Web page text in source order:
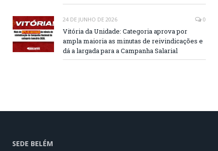
24 DE JUNHO DE 2026 0
Vitória da Unidade: Categoria aprova por
ampla maioria as minutas de reivindicações e
dá a largada para a Campanha Salarial
SEDE BELÉM